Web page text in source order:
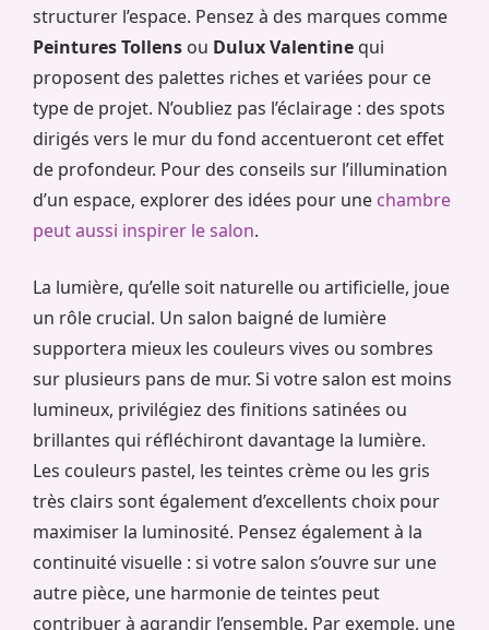
structurer l’espace. Pensez à des marques comme
Peintures Tollens ou Dulux Valentine qui
proposent des palettes riches et variées pour ce
type de projet. N’oubliez pas l’éclairage : des spots
dirigés vers le mur du fond accentueront cet effet
de profondeur. Pour des conseils sur l’illumination
d’un espace, explorer des idées pour une chambre
peut aussi inspirer le salon.
La lumière, qu’elle soit naturelle ou artificielle, joue
un rôle crucial. Un salon baigné de lumière
supportera mieux les couleurs vives ou sombres
sur plusieurs pans de mur. Si votre salon est moins
lumineux, privilégiez des finitions satinées ou
brillantes qui réfléchiront davantage la lumière.
Les couleurs pastel, les teintes crème ou les gris
très clairs sont également d’excellents choix pour
maximiser la luminosité. Pensez également à la
continuité visuelle : si votre salon s’ouvre sur une
autre pièce, une harmonie de teintes peut
contribuer à agrandir l’ensemble. Par exemple, une